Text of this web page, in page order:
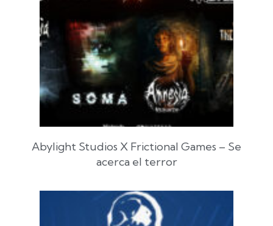
Abylight Studios X Frictional Games – Se
acerca el terror